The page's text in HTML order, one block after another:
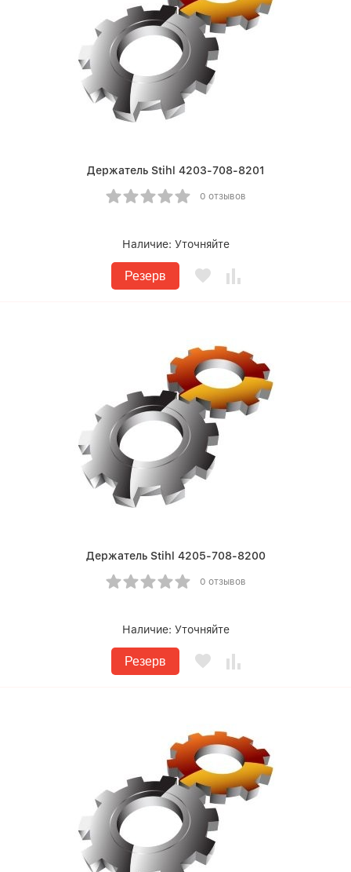
Держатель Stihl 4203-708-8201
0 отзывов
Наличие: Уточняйте
Резерв
Держатель Stihl 4205-708-8200
0 отзывов
Наличие: Уточняйте
Резерв